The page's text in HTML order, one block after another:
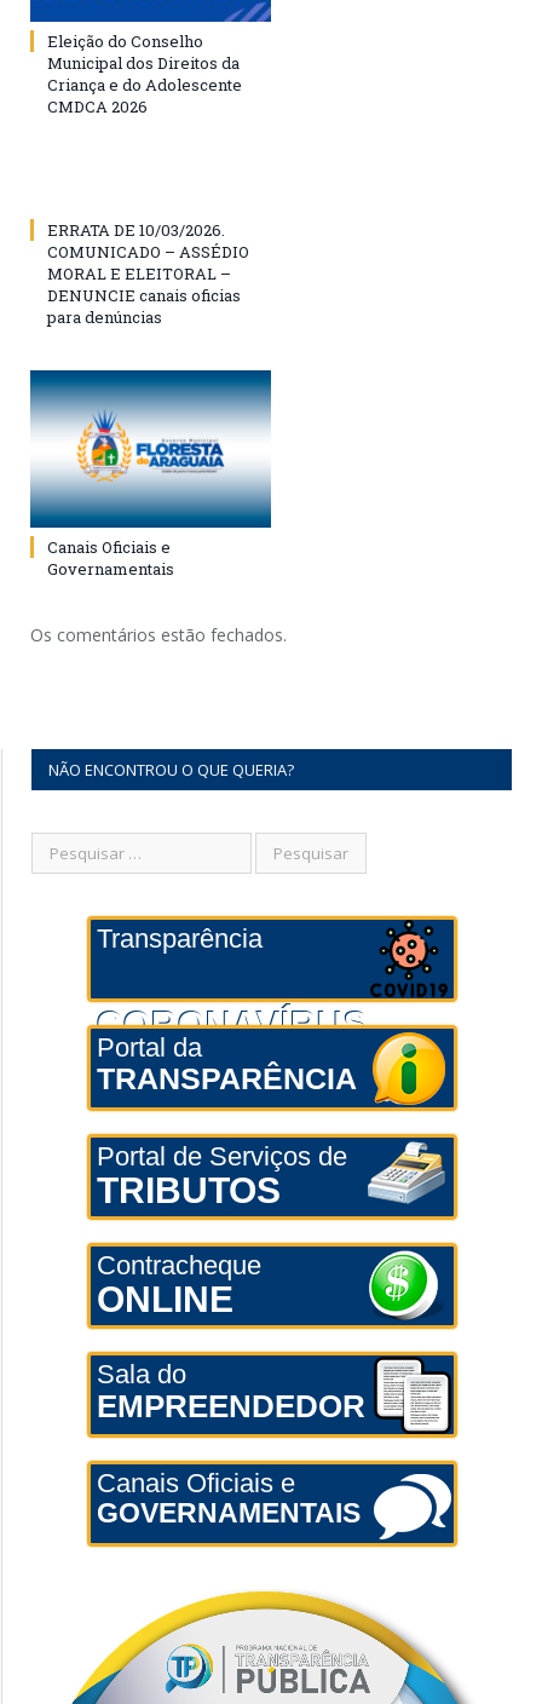
Eleição do Conselho
Municipal dos Direitos da
Criança e do Adolescente
CMDCA 2026
ERRATA DE 10/03/2026.
COMUNICADO – ASSÉDIO
MORAL E ELEITORAL –
DENUNCIE canais oficias
para denúncias
Canais Oficiais e
Governamentais
Os comentários estão fechados.
NÃO ENCONTROU O QUE QUERIA?
Transparência
CORONAVÍRUS
Portal da
TRANSPARÊNCIA
Portal de Serviços de
TRIBUTOS
Contracheque
ONLINE
Sala do
EMPREENDEDOR
Canais Oficiais e
GOVERNAMENTAIS